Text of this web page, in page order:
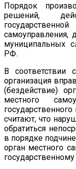
Порядок
решений,
самоуправления,
муниципальных
РФ.
В
организация
(бездействие)
местного
считают, что
обратиться
в порядке
орган местного